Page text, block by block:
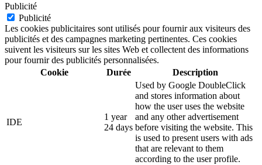
Publicité
Publicité
Les cookies publicitaires sont utilisés pour fournir aux visiteurs des
publicités et des campagnes marketing pertinentes. Ces cookies
suivent les visiteurs sur les sites Web et collectent des informations
pour fournir des publicités personnalisées.
Cookie
Durée Description
IDE
1 year
24 days
Used by Google DoubleClick
and stores information about
how the user uses the website
and any other advertisement
before visiting the website. This
is used to present users with ads
that are relevant to them
according to the user profile.